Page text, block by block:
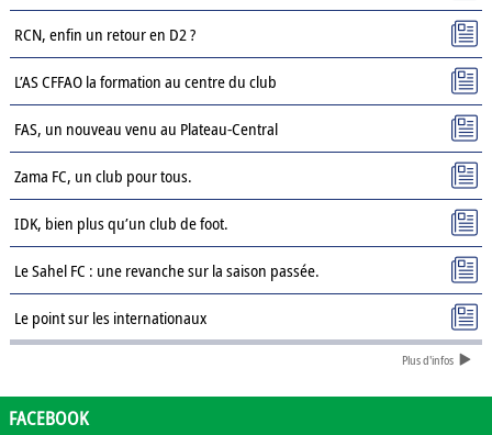
RCN, enfin un retour en D2 ?
L’AS CFFAO la formation au centre du club
FAS, un nouveau venu au Plateau-Central
Zama FC, un club pour tous.
IDK, bien plus qu’un club de foot.
Le Sahel FC : une revanche sur la saison passée.
Le point sur les internationaux
Présentation des clubs de D3 : ASPC Tenkodogo
Plus d'infos
FACEBOOK